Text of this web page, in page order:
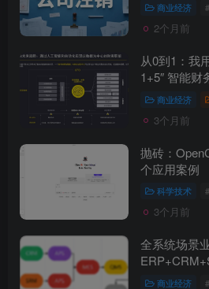
商业经济
2个月前
从0到1：我
1+5″ 智能财
商业经济
3个月前
抛砖：
个应用案例
科学技术
3个月前
全系统场景
商业经济